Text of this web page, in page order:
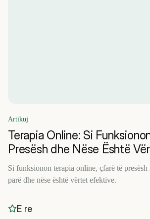
Artikuj
Terapia Online: Si
Presësh dhe Nëse Është
Si funksionon terapia online, çfarë të presësh
parë dhe nëse është vërtet efektive.
E re